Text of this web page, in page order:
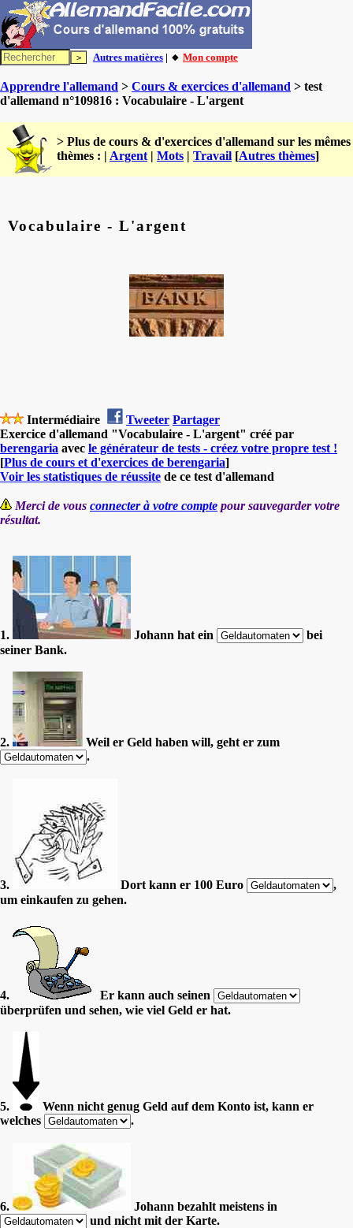
Autres matières | 🔸 Mon compte
Apprendre l'allemand > Cours & exercices d'allemand > test
d'allemand n°109816 : Vocabulaire - L'argent
> Plus de cours & d'exercices d'allemand sur les mêmes
thèmes : | Argent | Mots | Travail [Autres thèmes]
Vocabulaire - L'argent
Intermédiaire Tweeter Partager
Exercice d'allemand "Vocabulaire - L'argent" créé par
berengaria avec le générateur de tests - créez votre propre test !
[Plus de cours et d'exercices de berengaria]
Voir les statistiques de réussite de ce test d'allemand
Merci de vous connecter à votre compte pour sauvegarder votre
résultat.
1. Johann hat ein
bei
seiner Bank.
2.
Weil er Geld haben will, geht er zum
.
3. Dort kann er 100 Euro
,
um einkaufen zu gehen.
4.
Er kann auch seinen
überprüfen und sehen, wie viel Geld er hat.
5.
Wenn nicht genug Geld auf dem Konto ist, kann er
welches
.
6.
Johann bezahlt meistens in
und nicht mit der Karte.